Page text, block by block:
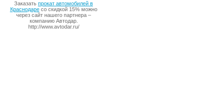
Заказать прокат автомобилей в
Краснодаресо скидкой 15% можно
через сайт нашего партнера –
компанию Автодар.
http://www.avtodar.ru/